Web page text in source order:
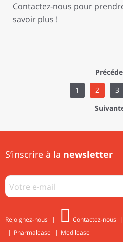
Contactez-nous pour
savoir plus !
1
2 3
S’inscrire à la newsletter
Rejoignez-nous Contactez-nous
Pharmalease
Medilease